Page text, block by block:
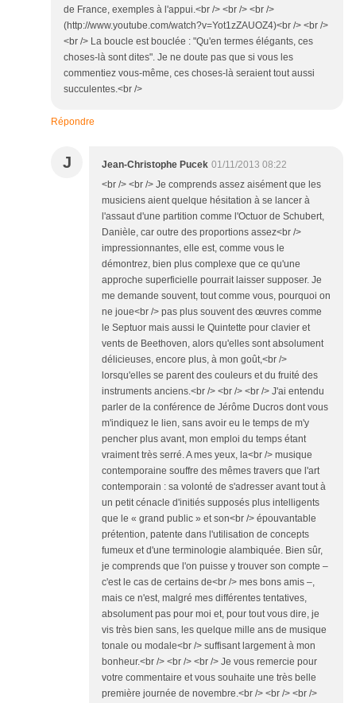
de France, exemples à l'appui.<br /> <br /> <br />
(http://www.youtube.com/watch?v=Yot1zZAUOZ4)<br /> <br />
<br /> La boucle est bouclée : "Qu'en termes élégants, ces
choses-là sont dites". Je ne doute pas que si vous les
commentiez vous-même, ces choses-là seraient tout aussi
succulentes.<br />
Répondre
J Jean-Christophe Pucek 01/11/2013 08:22
<br /> <br /> Je comprends assez aisément que les
musiciens aient quelque hésitation à se lancer à
l'assaut d'une partition comme l'Octuor de Schubert,
Danièle, car outre des proportions assez<br />
impressionnantes, elle est, comme vous le
démontrez, bien plus complexe que ce qu'une
approche superficielle pourrait laisser supposer. Je
me demande souvent, tout comme vous, pourquoi on
ne joue<br /> pas plus souvent des œuvres comme
le Septuor mais aussi le Quintette pour clavier et
vents de Beethoven, alors qu'elles sont absolument
délicieuses, encore plus, à mon goût,<br />
lorsqu'elles se parent des couleurs et du fruité des
instruments anciens.<br /> <br /> <br /> J'ai entendu
parler de la conférence de Jérôme Ducros dont vous
m'indiquez le lien, sans avoir eu le temps de m'y
pencher plus avant, mon emploi du temps étant
vraiment très serré. A mes yeux, la<br /> musique
contemporaine souffre des mêmes travers que l'art
contemporain : sa volonté de s'adresser avant tout à
un petit cénacle d'initiés supposés plus intelligents
que le « grand public » et son<br /> épouvantable
prétention, patente dans l'utilisation de concepts
fumeux et d'une terminologie alambiquée. Bien sûr,
je comprends que l'on puisse y trouver son compte –
c'est le cas de certains de<br /> mes bons amis –,
mais ce n'est, malgré mes différentes tentatives,
absolument pas pour moi et, pour tout vous dire, je
vis très bien sans, les quelque mille ans de musique
tonale ou modale<br /> suffisant largement à mon
bonheur.<br /> <br /> <br /> Je vous remercie pour
votre commentaire et vous souhaite une très belle
première journée de novembre.<br /> <br /> <br />